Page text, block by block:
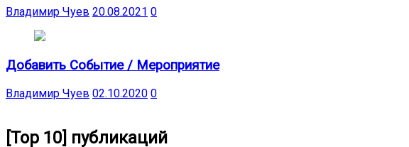
Владимир Чуев 20.08.2021 0
Добавить Событие / Мероприятие
Владимир Чуев 02.10.2020 0
[Top 10] публикаций